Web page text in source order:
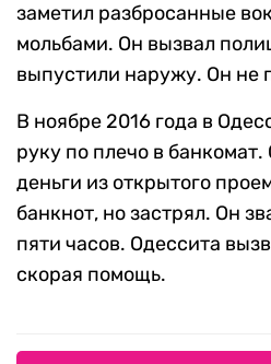
заметил разбросанные
мольбами. Он вызвал
выпустили наружу. Он не
В ноябре 2016 года в
руку по плечо в
деньги из открытого
банкнот, но застрял. Он
пяти часов. Одессита
скорая помощь.